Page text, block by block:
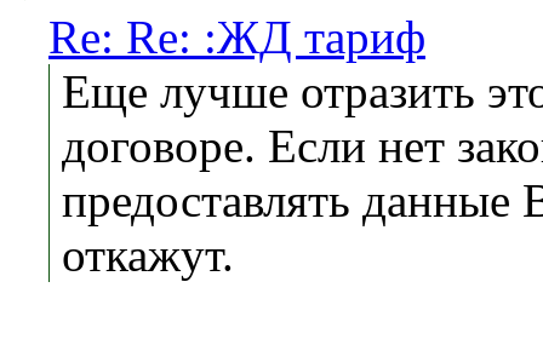
Re: Re: :ЖД тариф
Еще лучше отразить
договоре. Если нет
предоставлять данные
откажут.